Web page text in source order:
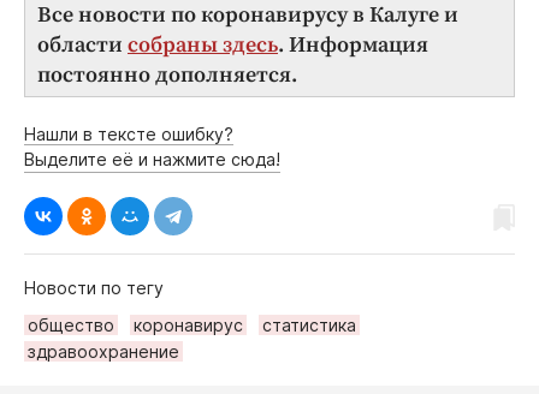
Все новости по коронавирусу в Калуге и
области собраны здесь. Информация
постоянно дополняется.
Нашли в тексте ошибку?
Выделите её и нажмите сюда!
Новости по тегу
общество
коронавирус
статистика
здравоохранение